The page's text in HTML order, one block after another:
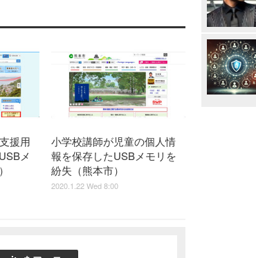
援用
メ
小学校講師が児童の個人情
報を保存したUSBメモリを
紛失（熊本市）
2020.1.22 Wed 8:00